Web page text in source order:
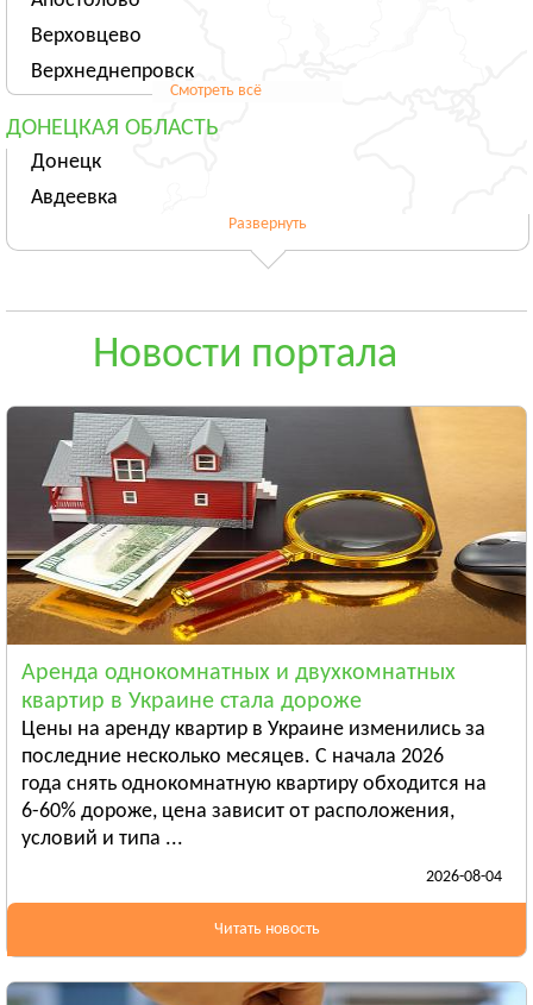
Верховцево
Верхнеднепровск
Смотреть всё
ДОНЕЦКАЯ ОБЛАСТЬ
Донецк
Авдеевка
Смотреть всё
Андрушёвка
Смотреть всё
ЗАКАРПАТСКАЯ ОБЛАСТЬ
Ужгород
Чоп
Берегово
Смотреть всё
ЗАПОРОЖСКАЯ ОБЛАСТЬ
Запорожье
Энергодар
Бердянск
Смотреть всё
ИВАНО-ФРАНКОВСКАЯ ОБЛАСТЬ
Ивано-Франковск
Болехов
Смотреть всё
Развернуть
Новости портала
Аренда однокомнатных и двухкомнатных
квартир в Украине стала дороже
Цены на аренду квартир в Украине изменились за
последние несколько месяцев. С начала 2026
года снять однокомнатную квартиру обходится на
6-60% дороже, цена зависит от расположения,
условий и типа ...
2026-08-04
Читать новость